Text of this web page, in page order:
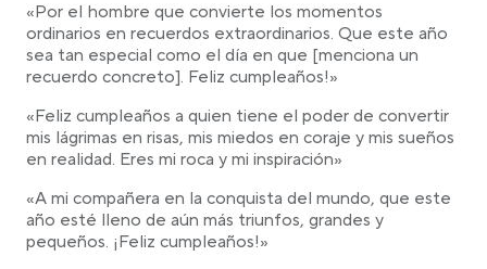
«Por el hombre que convierte los momentos
ordinarios en recuerdos extraordinarios. Que este año
sea tan especial como el día en que [menciona un
recuerdo concreto]. Feliz cumpleaños!»
«Feliz cumpleaños a quien tiene el poder de convertir
mis lágrimas en risas, mis miedos en coraje y mis sueños
en realidad. Eres mi roca y mi inspiración»
«A mi compañera en la conquista del mundo, que este
año esté lleno de aún más triunfos, grandes y
pequeños. ¡Feliz cumpleaños!»